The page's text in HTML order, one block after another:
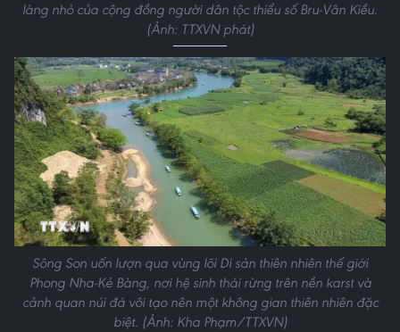
làng nhỏ của cộng đồng người dân tộc thiểu số Bru-Vân Kiều.
(Ảnh: TTXVN phát)
Sông Son uốn lượn qua vùng lõi Di sản thiên nhiên thế giới
Phong Nha-Kẻ Bàng, nơi hệ sinh thái rừng trên nền karst và
cảnh quan núi đá vôi tạo nên một không gian thiên nhiên đặc
biệt. (Ảnh: Kha Phạm/TTXVN)